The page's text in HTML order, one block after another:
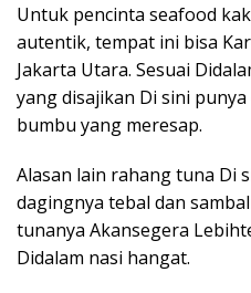
Untuk pencinta seafood
autentik, tempat ini bisa
Jakarta Utara. Sesuai
yang disajikan Di sini
bumbu yang meresap.
Alasan lain rahang tuna Di
dagingnya tebal dan
tunanya Akansegera
Didalam nasi hangat.